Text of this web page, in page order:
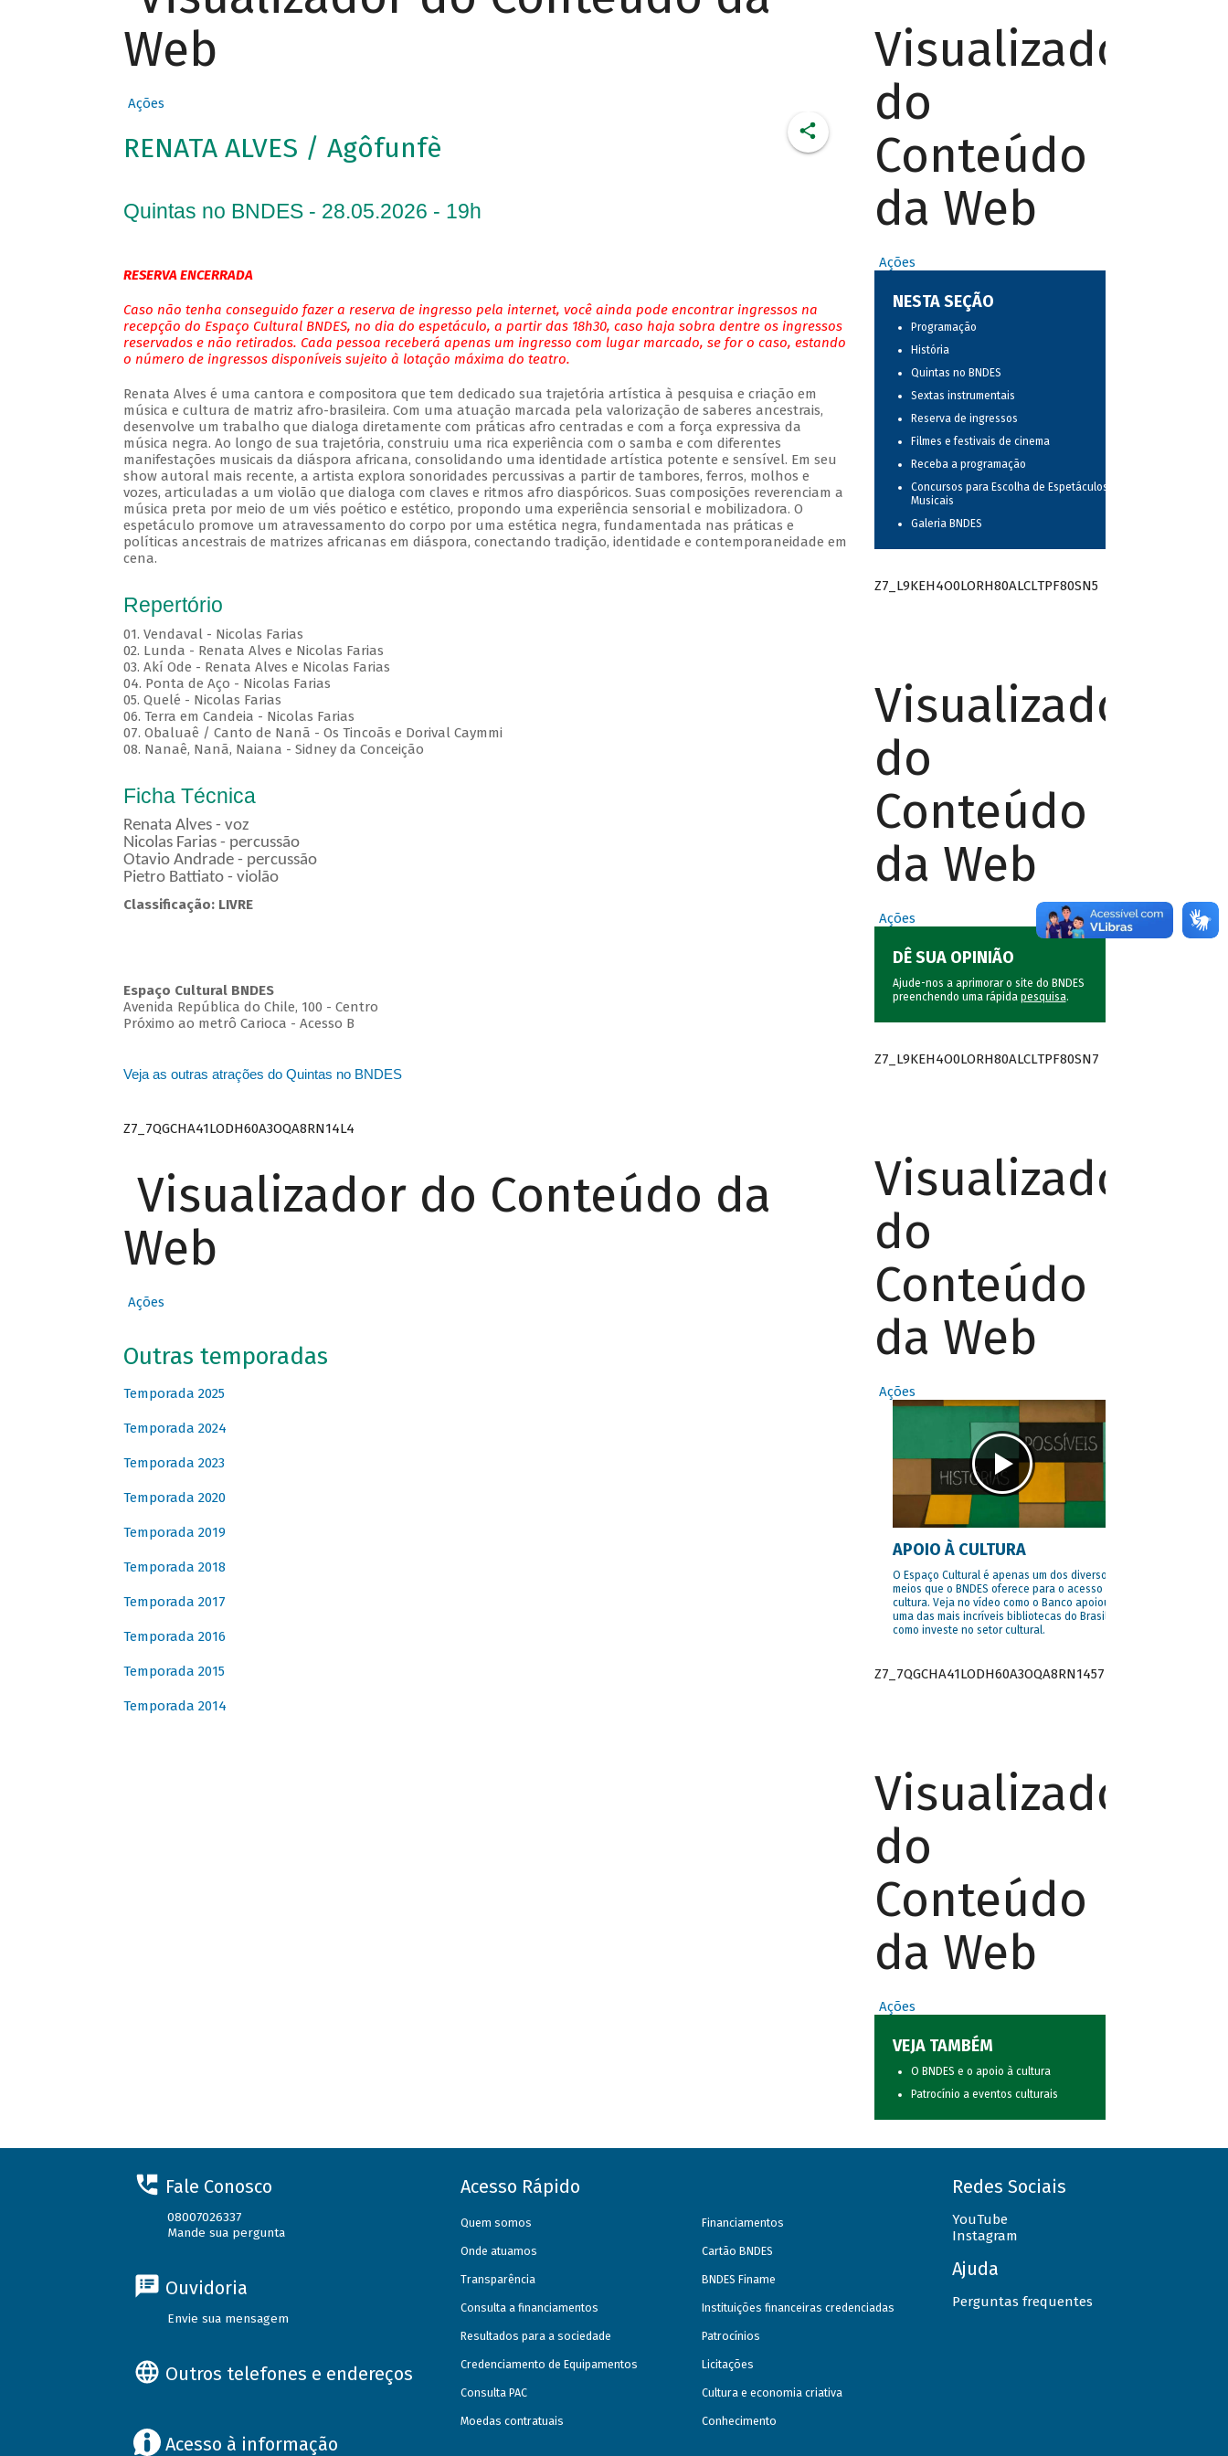
Web
Ações
RENATA ALVES / Agôfunfè
Quintas no BNDES - 28.05.2026 - 19h
RESERVA ENCERRADA
Caso não tenha conseguido fazer a reserva de ingresso pela internet, você ainda pode encontrar ingressos na
recepção do Espaço Cultural BNDES, no dia do espetáculo, a partir das 18h30, caso haja sobra dentre os ingressos
reservados e não retirados. Cada pessoa receberá apenas um ingresso com lugar marcado, se for o caso, estando
o número de ingressos disponíveis sujeito à lotação máxima do teatro.
Renata Alves é uma cantora e compositora que tem dedicado sua trajetória artística à pesquisa e criação em
música e cultura de matriz afro-brasileira. Com uma atuação marcada pela valorização de saberes ancestrais,
desenvolve um trabalho que dialoga diretamente com práticas afro centradas e com a força expressiva da
música negra. Ao longo de sua trajetória, construiu uma rica experiência com o samba e com diferentes
manifestações musicais da diáspora africana, consolidando uma identidade artística potente e sensível. Em seu
show autoral mais recente, a artista explora sonoridades percussivas a partir de tambores, ferros, molhos e
vozes, articuladas a um violão que dialoga com claves e ritmos afro diaspóricos. Suas composições reverenciam a
música preta por meio de um viés poético e estético, propondo uma experiência sensorial e mobilizadora. O
espetáculo promove um atravessamento do corpo por uma estética negra, fundamentada nas práticas e
políticas ancestrais de matrizes africanas em diáspora, conectando tradição, identidade e contemporaneidade em
cena.
Repertório
01. Vendaval - Nicolas Farias
02. Lunda - Renata Alves e Nicolas Farias
03. Akí Ode - Renata Alves e Nicolas Farias
04. Ponta de Aço - Nicolas Farias
05. Quelé - Nicolas Farias
06. Terra em Candeia - Nicolas Farias
07. Obaluaê / Canto de Nanã - Os Tincoãs e Dorival Caymmi
08. Nanaê, Nanã, Naiana - Sidney da Conceição
Ficha Técnica
Renata Alves - voz
Nicolas Farias - percussão
Otavio Andrade - percussão
Pietro Battiato - violão
Classificação: LIVRE
Espaço Cultural BNDES
Avenida República do Chile, 100 - Centro
Próximo ao metrô Carioca - Acesso B
Veja as outras atrações do Quintas no BNDES
Z7_7QGCHA41LODH60A3OQA8RN14L4
Visualizador do Conteúdo da
Web
Ações
Outras temporadas
Temporada 2025
Temporada 2024
Temporada 2023
Temporada 2020
Temporada 2019
Temporada 2018
Temporada 2017
Temporada 2016
Temporada 2015
Temporada 2014
Visualizador
do
Conteúdo
da Web
Ações
NESTA SEÇÃO
Programação
História
Quintas no BNDES
Sextas instrumentais
Reserva de ingressos
Filmes e festivais de cinema
Receba a programação
Concursos para Escolha de Espetáculos
Musicais
Galeria BNDES
Z7_L9KEH4O0LORH80ALCLTPF80SN5
Visualizador
do
Conteúdo
da Web
Ações
DÊ SUA OPINIÃO
Ajude-nos a aprimorar o site do BNDES
preenchendo uma rápida pesquisa.
Z7_L9KEH4O0LORH80ALCLTPF80SN7
Visualizador
do
Conteúdo
da Web
Ações
APOIO À CULTURA
O Espaço Cultural é apenas um dos diversos
meios que o BNDES oferece para o acesso à
cultura. Veja no vídeo como o Banco apoiou
uma das mais incríveis bibliotecas do Brasil e
como investe no setor cultural.
Z7_7QGCHA41LODH60A3OQA8RN1457
Visualizador
do
Conteúdo
da Web
Ações
VEJA TAMBÉM
O BNDES e o apoio à cultura
Patrocínio a eventos culturais
Fale Conosco
08007026337
Mande sua pergunta
Ouvidoria
Envie sua mensagem
Outros telefones e endereços
Acesso à informação
Acesso Rápido
Quem somos
Onde atuamos
Transparência
Consulta a financiamentos
Resultados para a sociedade
Credenciamento de Equipamentos
Consulta PAC
Moedas contratuais
Financiamentos
Cartão BNDES
BNDES Finame
Instituições financeiras credenciadas
Patrocínios
Licitações
Cultura e economia criativa
Conhecimento
Redes Sociais
YouTube
Instagram
Ajuda
Perguntas frequentes